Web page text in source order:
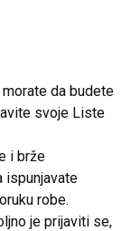
da budete
svoje Liste
i brže
ispunjavate
robe.
je prijaviti se,